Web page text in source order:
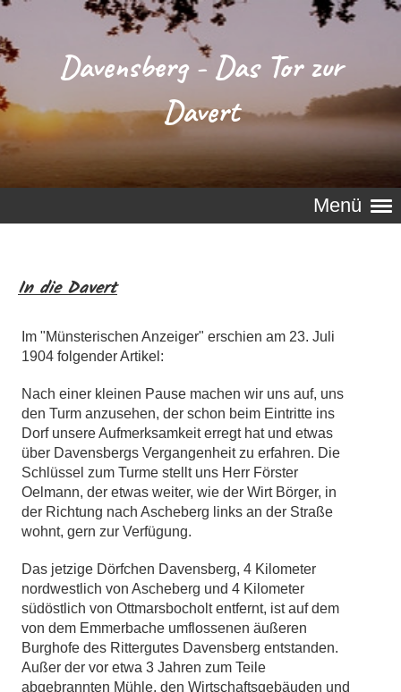
Davensberg - Das Tor zur
Davert
Menü
In die Davert
Im "Münsterischen Anzeiger" erschien am 23. Juli
1904 folgender Artikel:
Nach einer kleinen Pause machen wir uns auf, uns
den Turm anzusehen, der schon beim Eintritte ins
Dorf unsere Aufmerksamkeit erregt hat und etwas
über Davensbergs Vergangenheit zu erfahren. Die
Schlüssel zum Turme stellt uns Herr Förster
Oelmann, der etwas weiter, wie der Wirt Börger, in
der Richtung nach Ascheberg links an der Straße
wohnt, gern zur Verfügung.
Das jetzige Dörfchen Davensberg, 4 Kilometer
nordwestlich von Ascheberg und 4 Kilometer
südöstlich von Ottmarsbocholt entfernt, ist auf dem
von dem Emmerbache umflossenen äußeren
Burghofe des Rittergutes Davensberg entstanden.
Außer der vor etwa 3 Jahren zum Teile
abgebrannten Mühle, den Wirtschaftsgebäuden und